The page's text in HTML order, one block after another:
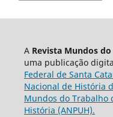
A Revista Mundos
uma publicação
Federal de Santa
Nacional de História
Mundos do Trabalho
História (ANPUH).